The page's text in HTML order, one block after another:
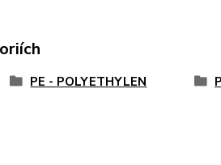
PE - POLYETHYLEN